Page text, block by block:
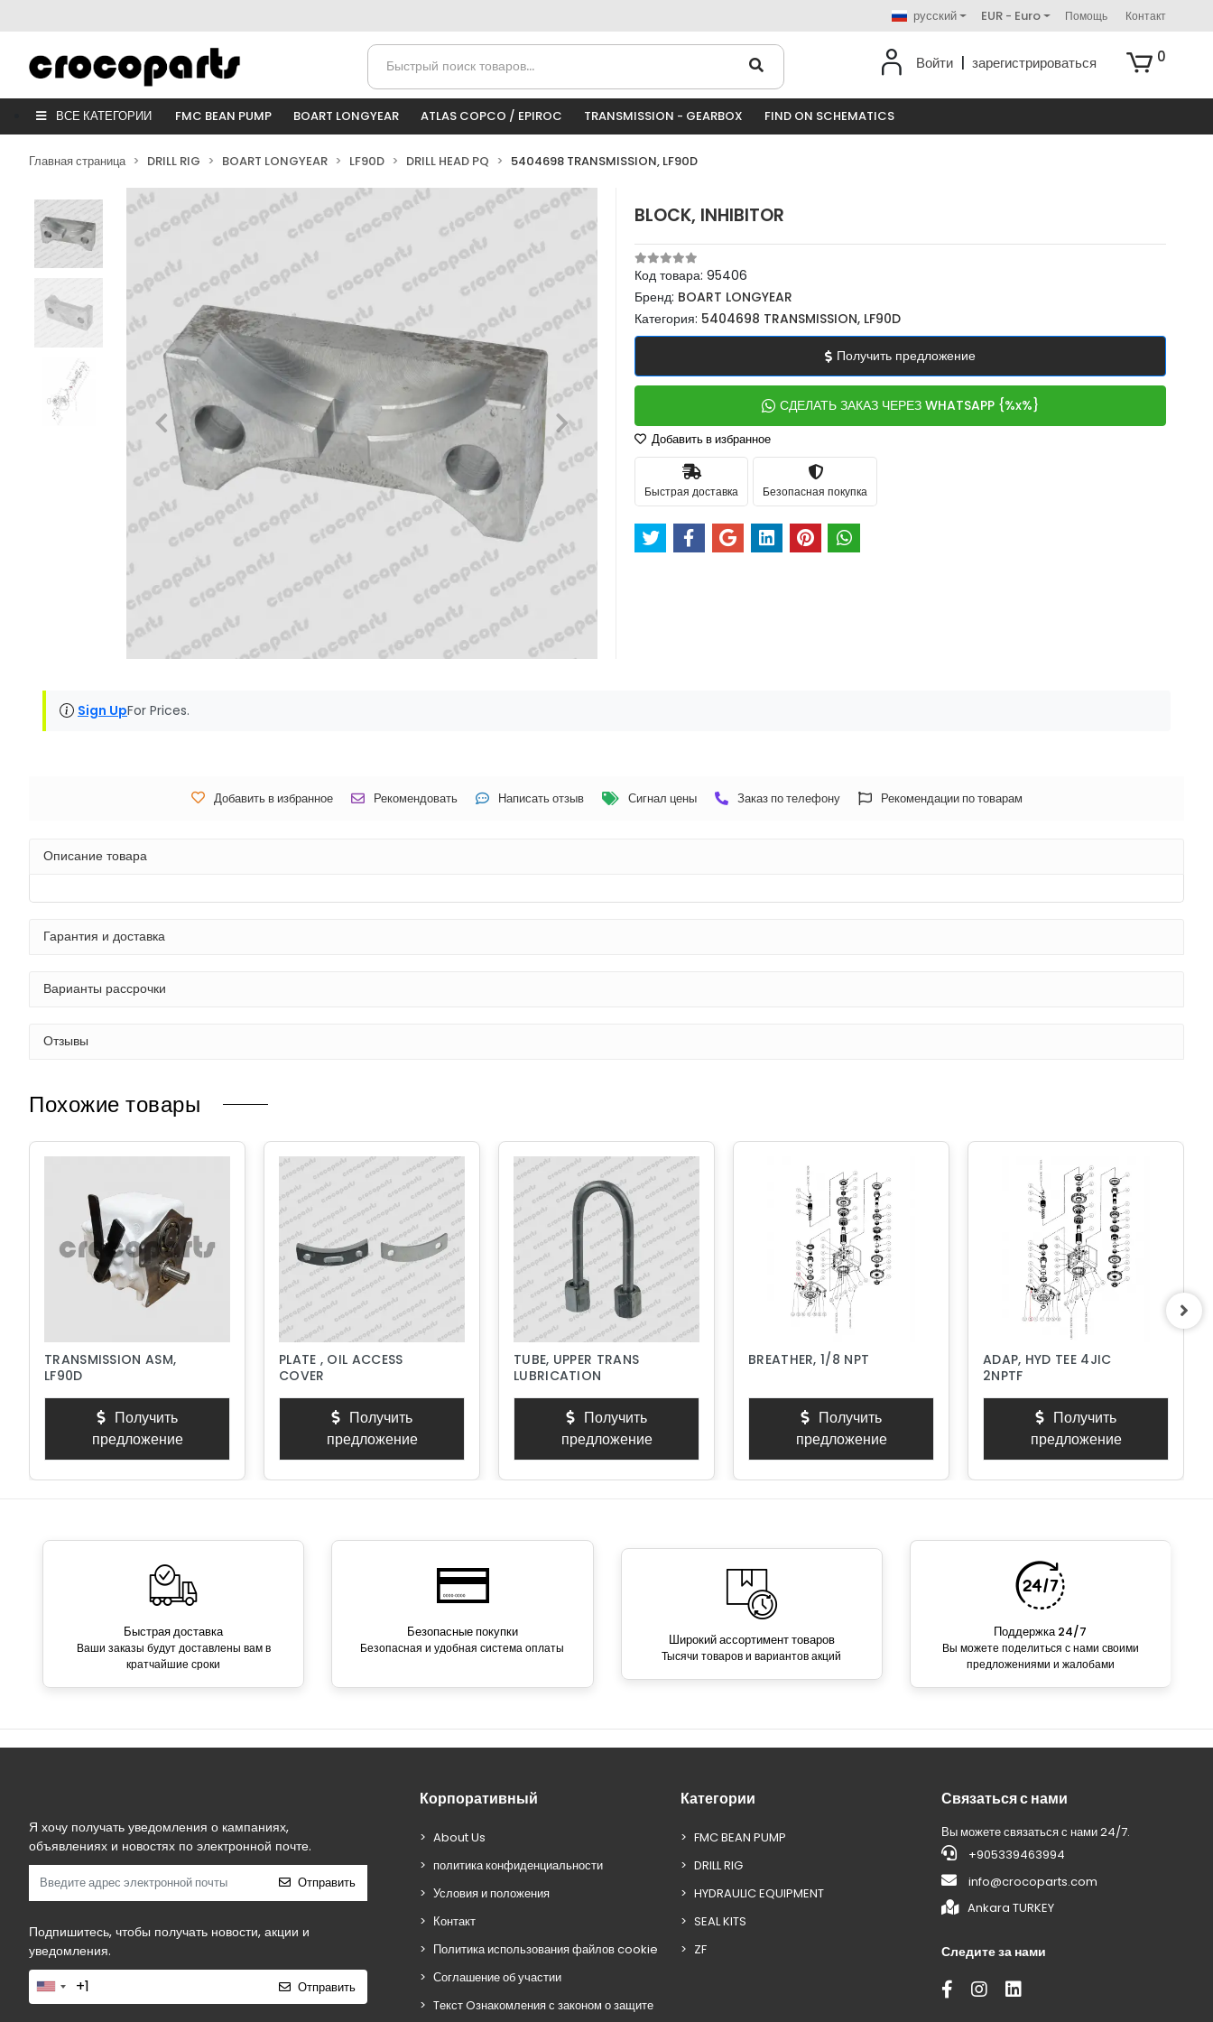
русский EUR - Euro Помощь Контакт
Войти зарегистрироваться 0
ВСЕ КАТЕГОРИИ FMC BEAN PUMP BOART LONGYEAR ATLAS COPCO / EPIROC TRANSMISSION - GEARBOX FIND ON SCHEMATICS
Главная страница DRILL RIG BOART LONGYEAR LF90D DRILL HEAD PQ 5404698 TRANSMISSION, LF90D
BLOCK, INHIBITOR
Код товара: 95406
Бренд: BOART LONGYEAR
Категория: 5404698 TRANSMISSION, LF90D
Получить предложение
СДЕЛАТЬ ЗАКАЗ ЧЕРЕЗ WHATSAPP {%x%}
Добавить в избранное
Быстрая доставка Безопасная покупка
Sign UpFor Prices.
Добавить в избранное Рекомендовать Написать отзыв Сигнал цены Заказ по телефону Рекомендации по товарам
Описание товара
Гарантия и доставка
Варианты рассрочки
Отзывы
Похожие товары
TRANSMISSION ASM,
LF90D
Получить
предложение
PLATE , OIL ACCESS
COVER
Получить
предложение
TUBE, UPPER TRANS
LUBRICATION
Получить
предложение
BREATHER, 1/8 NPT
Получить
предложение
ADAP, HYD TEE 4JIC
2NPTF
Получить
предложение
Быстрая доставка
Ваши заказы будут доставлены вам в
кратчайшие сроки
Безопасные покупки
Безопасная и удобная система оплаты Широкий ассортимент товаров
Тысячи товаров и вариантов акций
Поддержка 24/7
Вы можете поделиться с нами своими
предложениями и жалобами
Я хочу получать уведомления о кампаниях,
объявлениях и новостях по электронной почте.
Отправить
Подпишитесь, чтобы получать новости, акции и
уведомления.
Отправить
Корпоративный
About Us
политика конфиденциальности
Условия и положения
Контакт
Политика использования файлов cookie
Соглашение об участии
Tекст Oзнакомления с законом о защите
Категории
FMC BEAN PUMP
DRILL RIG
HYDRAULIC EQUIPMENT
SEAL KITS
ZF
Связаться с нами
Вы можете связаться с нами 24/7.
+905339463994
info@crocoparts.com
Ankara TURKEY
Следите за нами